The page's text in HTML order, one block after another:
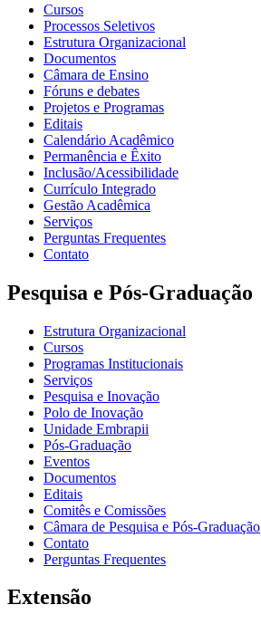
Cursos
Processos Seletivos
Estrutura Organizacional
Documentos
Câmara de Ensino
Fóruns e debates
Projetos e Programas
Editais
Calendário Acadêmico
Permanência e Êxito
Inclusão/Acessibilidade
Currículo Integrado
Gestão Acadêmica
Serviços
Perguntas Frequentes
Contato
Pesquisa e Pós-Graduação
Estrutura Organizacional
Cursos
Programas Institucionais
Serviços
Pesquisa e Inovação
Polo de Inovação
Unidade Embrapii
Pós-Graduação
Eventos
Documentos
Editais
Comitês e Comissões
Câmara de Pesquisa e Pós-Graduação
Contato
Perguntas Frequentes
Extensão